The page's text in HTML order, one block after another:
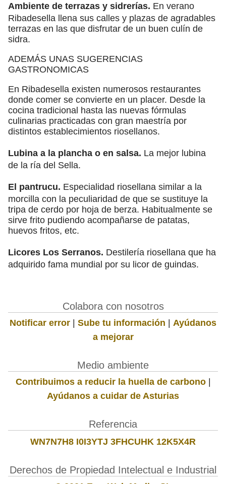
Ambiente de terrazas y sidrerías. En verano
Ribadesella llena sus calles y plazas de agradables
terrazas en las que disfrutar de un buen culín de
sidra.
ADEMÁS UNAS SUGERENCIAS
GASTRONOMICAS
En Ribadesella existen numerosos restaurantes
donde comer se convierte en un placer. Desde la
cocina tradicional hasta las nuevas fórmulas
culinarias practicadas con gran maestría por
distintos establecimientos riosellanos.
Lubina a la plancha o en salsa. La mejor lubina
de la ría del Sella.
El pantrucu. Especialidad riosellana similar a la
morcilla con la peculiaridad de que se sustituye la
tripa de cerdo por hoja de berza. Habitualmente se
sirve frito pudiendo acompañarse de patatas,
huevos fritos, etc.
Licores Los Serranos. Destilería riosellana que ha
adquirido fama mundial por su licor de guindas.
Colabora con nosotros
Notificar error | Sube tu información | Ayúdanos
a mejorar
Medio ambiente
Contribuimos a reducir la huella de carbono|
Ayúdanos a cuidar de Asturias
Referencia
WN7N7H8 I0I3YTJ 3FHCUHK 12K5X4R
Derechos de Propiedad Intelectual e Industrial